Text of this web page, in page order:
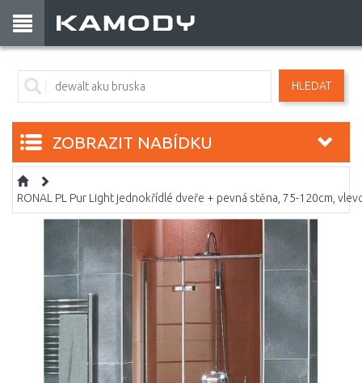
HLEDAT
ZOBRAZIT NABÍDKU
RONAL PL Pur Light jednokřídlé dveře + pevná stěna, 75-120cm,